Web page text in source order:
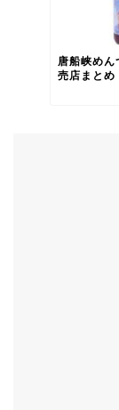
唐船峡めん
売店まとめ